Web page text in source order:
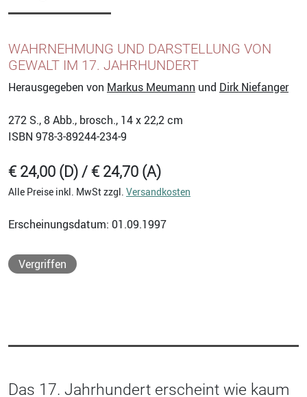
WAHRNEHMUNG UND DARSTELLUNG VON
GEWALT IM 17. JAHRHUNDERT
Herausgegeben von Markus Meumann und Dirk Niefanger
272 S., 8 Abb., brosch., 14 x 22,2 cm
ISBN 978-3-89244-234-9
€ 24,00 (D) / € 24,70 (A)
Alle Preise inkl. MwSt zzgl. Versandkosten
Erscheinungsdatum: 01.09.1997
Vergriffen
Das 17. Jahrhundert erscheint wie kaum